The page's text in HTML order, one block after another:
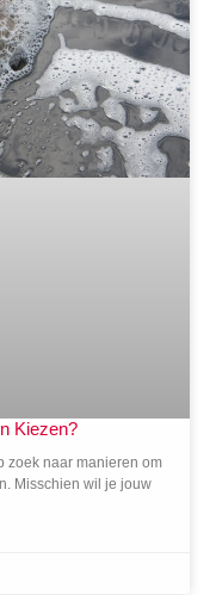
Kiezen?
zoek naar manieren om
Misschien wil je jouw